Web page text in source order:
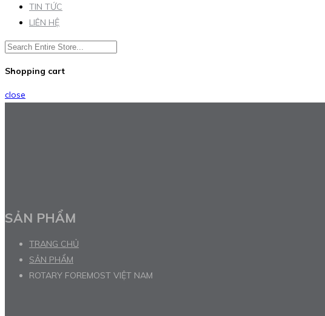
TIN TỨC
LIÊN HỆ
Shopping cart
close
SẢN PHẨM
TRANG CHỦ
SẢN PHẨM
ROTARY FOREMOST VIỆT NAM